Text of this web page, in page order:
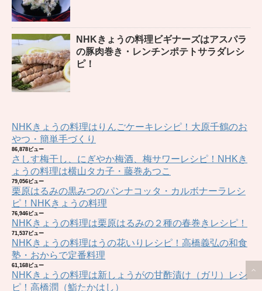
NHKきょうの料理ビギナーズはアスパラ
の豚肉巻き・レンチンポテトサラダレシ
ピ！
NHKきょうの料理はりんごケーキレシピ！大原千鶴のお
やつ・簡単手づくり
86,878ビュー
さしす梅干し、にぎやか梅酒、梅サワーレシピ！NHKき
ょうの料理は横山タカ子・藤巻あつこ
79,056ビュー
栗原はるみの黒みつのパンナコッタ・カルボナーラレシ
ピ！NHKきょうの料理
76,946ビュー
NHKきょうの料理は栗原はるみの２種の春巻きレシピ！
71,537ビュー
NHKきょうの料理はうの花いりレシピ！高橋義弘の和食
塾・おからで定番料理
61,168ビュー
NHKきょうの料理は新しょうがの甘酢漬け（ガリ）レシ
ピ！高橋潤（鮨たかはし）